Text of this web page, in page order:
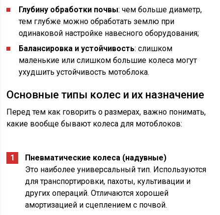
Глубину обработки почвы: чем больше диаметр,
тем глубже можно обработать землю при
одинаковой настройке навесного оборудования;
Балансировка и устойчивость: слишком
маленькие или слишком большие колеса могут
ухудшить устойчивость мотоблока.
Основные типы колес и их назначение
Перед тем как говорить о размерах, важно понимать,
какие вообще бывают колеса для мотоблоков:
Пневматические колеса (надувные)
Это наиболее универсальный тип. Используются
для транспортировки, пахоты, культивации и
других операций. Отличаются хорошей
амортизацией и сцеплением с почвой.